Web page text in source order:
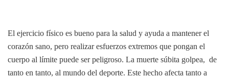
El ejercicio físico es bueno para la salud y ayuda a mantener el
corazón sano, pero realizar esfuerzos extremos que pongan el
cuerpo al límite puede ser peligroso. La muerte súbita golpea, de
tanto en tanto, al mundo del deporte. Este hecho afecta tanto a